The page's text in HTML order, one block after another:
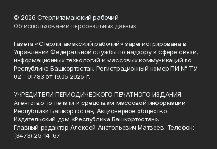
© 2026 Стерлитамакский рабочий
Об использовании персональных данных
Газета «Стерлитамакский рабочий» зарегистрирована в
Управлении Федеральной службы по надзору в сфере связи,
информационных технологий и массовых коммуникаций по
Республике Башкортостан. Регистрационный номер ПИ № ТУ
02 - 01783 от 19.05.2025 г.
УЧРЕДИТЕЛИ ПЕРИОДИЧЕСКОГО ПЕЧАТНОГО ИЗДАНИЯ:
Агентство по печати и средствам массовой информации
Республики Башкортостан, Акционерное общество
Издательский дом «Республика Башкортостан».
Главный редактор Алексей Анатольевич Матвеев. Телефон:
(3473) 25-14-67.